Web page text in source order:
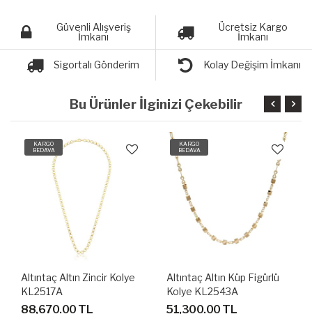
Güvenli Alışveriş
İmkanı
Ücretsiz Kargo
İmkanı
Sigortalı Gönderim Kolay Değişim İmkanı
Bu Ürünler İlginizi Çekebilir
KARGO
BEDAVA
Altıntaç Altın Küp Figürlü
Kolye KL2543A
51,300.00 TL
KARGO
BEDAVA
Altıntaç Altın Burma Kolye
KL2542A
87,480.00 TL